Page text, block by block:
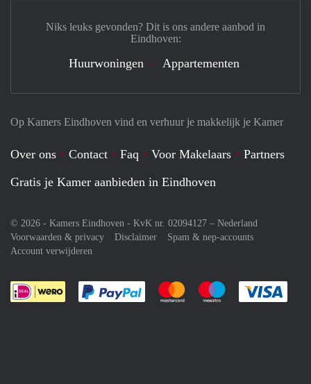
Op Kamers Eindhoven vind en verhuur je makkelijk je Kamer
Over ons Contact Faq Voor Makelaars
Partners
Gratis je Kamer aanbieden in Eindhoven
© 2026 - Kamers Eindhoven - KvK nr. 02094127 – Nederland
Voorwaarden & privacy
Disclaimer
Spam & nep-accounts
Account verwijderen
Je rekent gemakkelijk af met Paypal
Je rekent gemakkelijk af met
Je rekent
Niks leuks gevonden? Dit is ons andere aanbod in
Eindhoven:
Huurwoningen Appartementen